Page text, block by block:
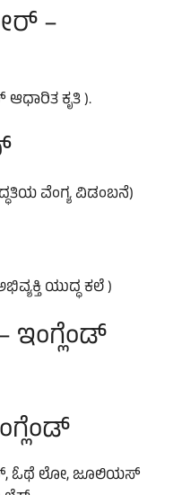
–
ಕೃತಿ ).
ವೆಂಗ್ಯ ವಿಡಂಬನೆ)
ಯುದ್ಧ ಕಲೆ )
ಇಂಗ್ಲೆಂಡ್
ಓಥೆ ಲೋ, ಜೂಲಿಯಸ್